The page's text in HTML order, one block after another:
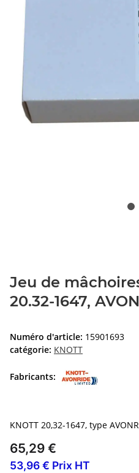
Jeu de
20.32-1647,
Numéro d'article: 15901693
catégorie: KNOTT
Fabricants:
KNOTT 20,32-1647, type
65,29 €
53,96 € Prix HT